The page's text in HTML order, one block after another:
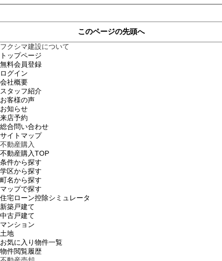
このページの先頭へ
フクシマ建設について
トップページ
無料会員登録
ログイン
会社概要
スタッフ紹介
お客様の声
お知らせ
来店予約
総合問い合わせ
サイトマップ
不動産購入
不動産購入TOP
条件から探す
学区から探す
町名から探す
マップで探す
住宅ローン控除シミュレータ
新築戸建て
中古戸建て
マンション
土地
お気に入り物件一覧
物件閲覧履歴